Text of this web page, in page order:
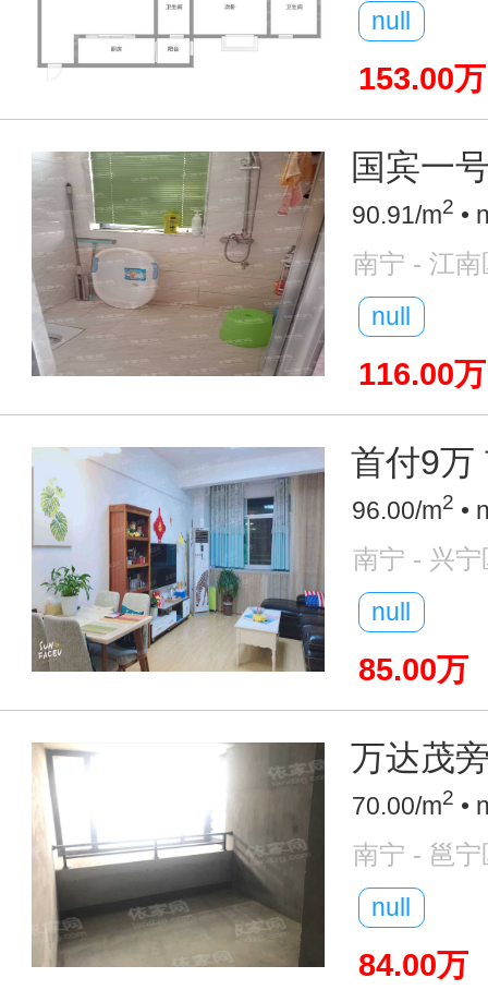
null
153.00万
国宾一
90.91/m2 •
南宁 - 江南
null
116.00万
首付9万
96.00/m2 •
南宁 - 兴宁
null
85.00万
万达茂
70.00/m2 •
南宁 - 邕宁
null
84.00万